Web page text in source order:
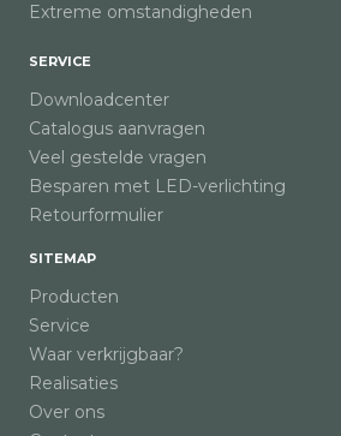
Extreme omstandigheden
SERVICE
Downloadcenter
Catalogus aanvragen
Veel gestelde vragen
Besparen met LED-verlichting
Retourformulier
SITEMAP
Producten
Service
Waar verkrijgbaar?
Realisaties
Over ons